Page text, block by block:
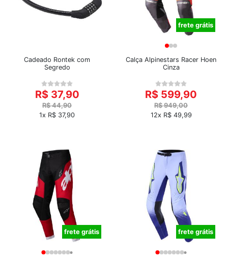
Cadeado Rontek com
Segredo
R$ 37,90
R$ 44,90
1x R$ 37,90
frete grátis
Calça Alpinestars Racer Hoen
Cinza
R$ 599,90
R$ 949,00
12x R$ 49,99
frete grátis frete grátis